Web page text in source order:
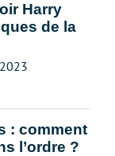
Harry
de la
: comment
l’ordre ?